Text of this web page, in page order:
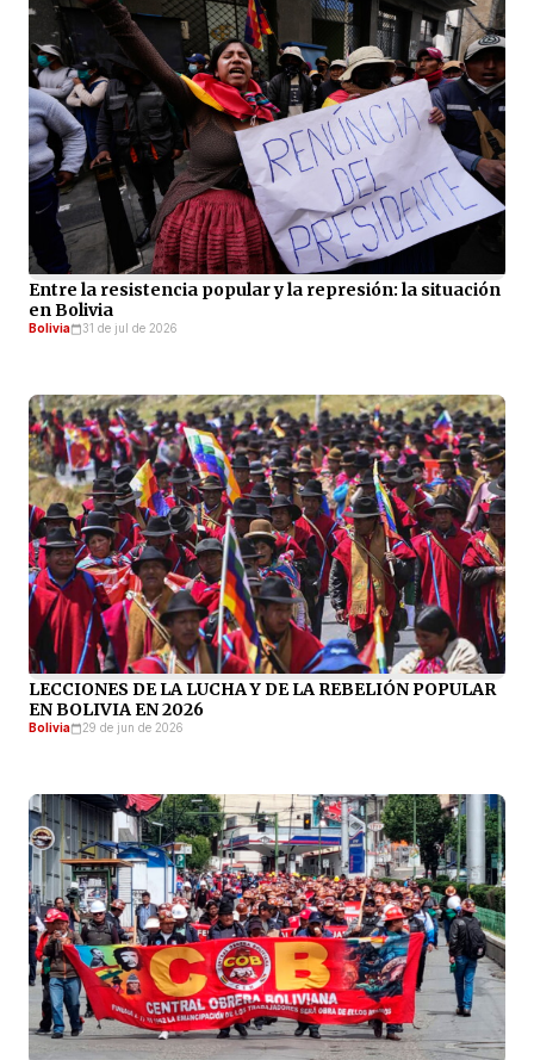
Entre la resistencia popular y la represión: la situación
en Bolivia
Bolivia 31 de jul de 2026
LECCIONES DE LA LUCHA Y DE LA REBELIÓN POPULAR
EN BOLIVIA EN 2026
Bolivia 29 de jun de 2026